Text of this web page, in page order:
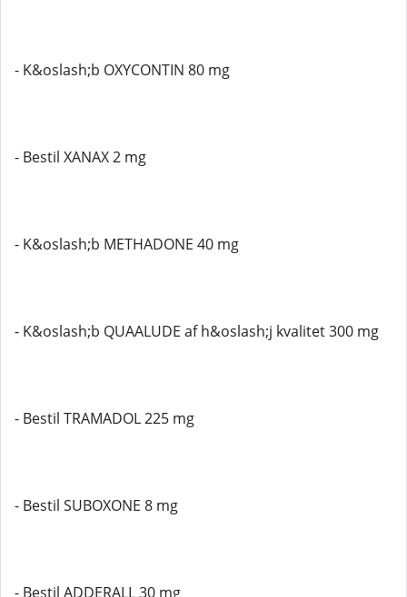
- K&oslash;b OXYCONTIN 80 mg
- Bestil XANAX 2 mg
- K&oslash;b METHADONE 40 mg
- K&oslash;b QUAALUDE af h&oslash;j kvalitet 300 mg
- Bestil TRAMADOL 225 mg
- Bestil SUBOXONE 8 mg
- Bestil ADDERALL 30 mg